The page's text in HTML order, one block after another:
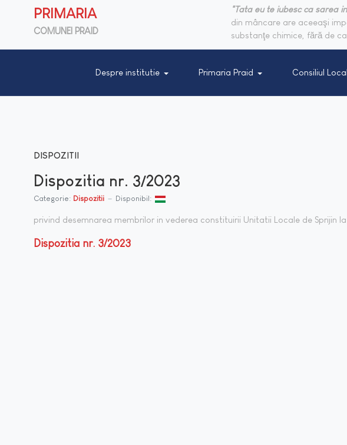
PRIMARIA
COMUNEI PRAID
"Tata eu te iubesc ca sarea
din mâncare are aceeaşi
substanţe chimice, fără de
Despre institutie Primaria Praid Consiliul Local
DISPOZITII
Dispozitia nr. 3/2023
Categorie: Dispozitii Disponibil:
privind desemnarea membrilor in vederea constituirii Unitatii Locale de Sprijin
Dispozitia nr. 3/2023